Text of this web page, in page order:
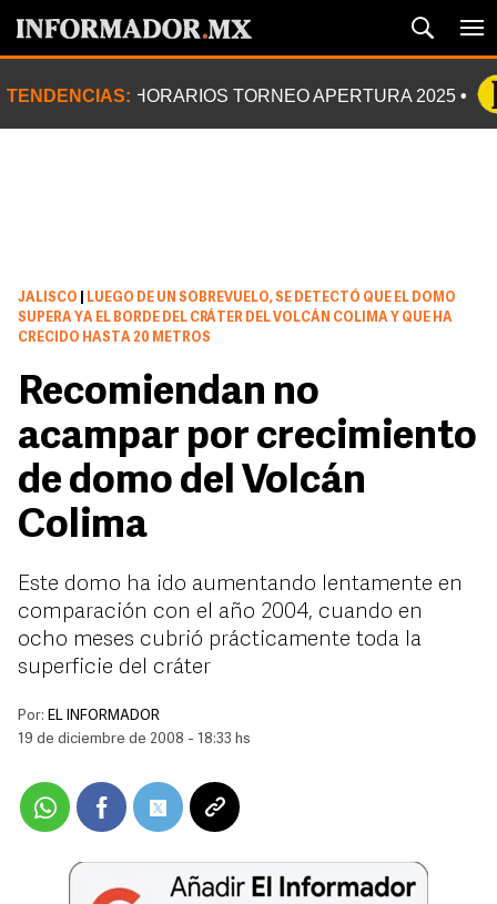
TENDENCIAS: HORARIOS TORNEO APERTURA 2025
JALISCO
LUEGO DE UN SOBREVUELO, SE DETECTÓ QUE EL DOMO
SUPERA YA EL BORDE DEL CRÁTER DEL VOLCÁN COLIMA Y QUE HA
CRECIDO HASTA 20 METROS
Recomiendan no
acampar por crecimiento
de domo del Volcán
Colima
Este domo ha ido aumentando lentamente en
comparación con el año 2004, cuando en
ocho meses cubrió prácticamente toda la
superficie del cráter
Por: EL INFORMADOR
19 de diciembre de 2008 - 18:33 hs